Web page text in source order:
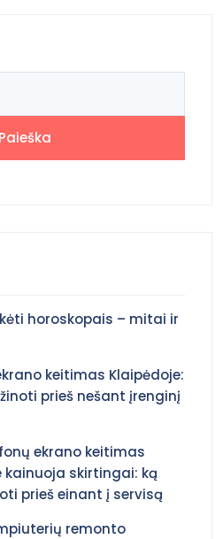
Paieška
horoskopais – mitai ir
keitimas Klaipėdoje:
prieš nešant įrenginį
ekrano keitimas
kainuoja skirtingai: ką
prieš einant į servisą
remonto